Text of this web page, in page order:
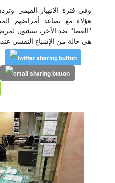
وفي فترة الانهيار القيمي
هؤلاء مع تصاعد أمراضهم
"العصا" ضد الآخر، ينتشون
هي حالة من الإشباع النفسي